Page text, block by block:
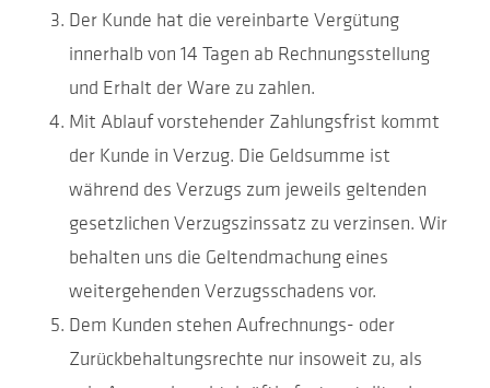
Der Kunde hat die vereinbarte Vergütung
innerhalb von 14 Tagen ab Rechnungsstellung
und Erhalt der Ware zu zahlen.
Mit Ablauf vorstehender Zahlungsfrist kommt
der Kunde in Verzug. Die Geldsumme ist
während des Verzugs zum jeweils geltenden
gesetzlichen Verzugszinssatz zu verzinsen. Wir
behalten uns die Geltendmachung eines
weitergehenden Verzugsschadens vor.
Dem Kunden stehen Aufrechnungs- oder
Zurückbehaltungsrechte nur insoweit zu, als